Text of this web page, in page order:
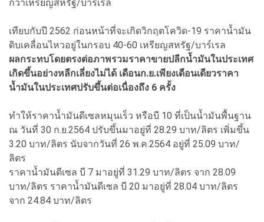
กว่าเหรียญสหรัฐ/บาร์เรล
เทียบกับปี 2562 ก่อนหน้าที่จะเกิดวิกฤตโควิด-19 ราคาน้ำมัน
ดิบเคลื่อนไหวอยู่ในกรอบ 40-60 เหรียญสหรัฐ/บาร์เรล
ผลกระทบโดยตรงต่อภาพรวมราคาขายปลีกน้ำมันในประเทศ
เกิดขึ้นอย่างหลีกเลี่ยงไม่ได้ เดือนก.ย.เพียงเดือนเดียวราคา
น้ำมันในประเทศปรับขึ้นต่อเนื่องถึง 6 ครั้ง
ทำให้ราคาน้ำมันดีเซลหมุนเร็ว หรือบี 10 ที่เป็นน้ำมันพื้นฐาน
ณ วันที่ 30 ก.ย.2564 ปรับขึ้นมาอยู่ที่ 28.29 บาท/ลิตร เพิ่มขึ้น
3.20 บาท/ลิตร นับจากวันที่ 26 พ.ค.2564 อยู่ที่ 25.09 บาท/
ลิตร
ราคาน้ำมันดีเซล บี 7 มาอยู่ที่ 31.29 บาท/ลิตร จาก 28.09
บาท/ลิตร ราคาน้ำมันดีเซล บี 20 มาอยู่ที่ 28.04 บาท/ลิตร
จาก 24.84 บาท/ลิตร